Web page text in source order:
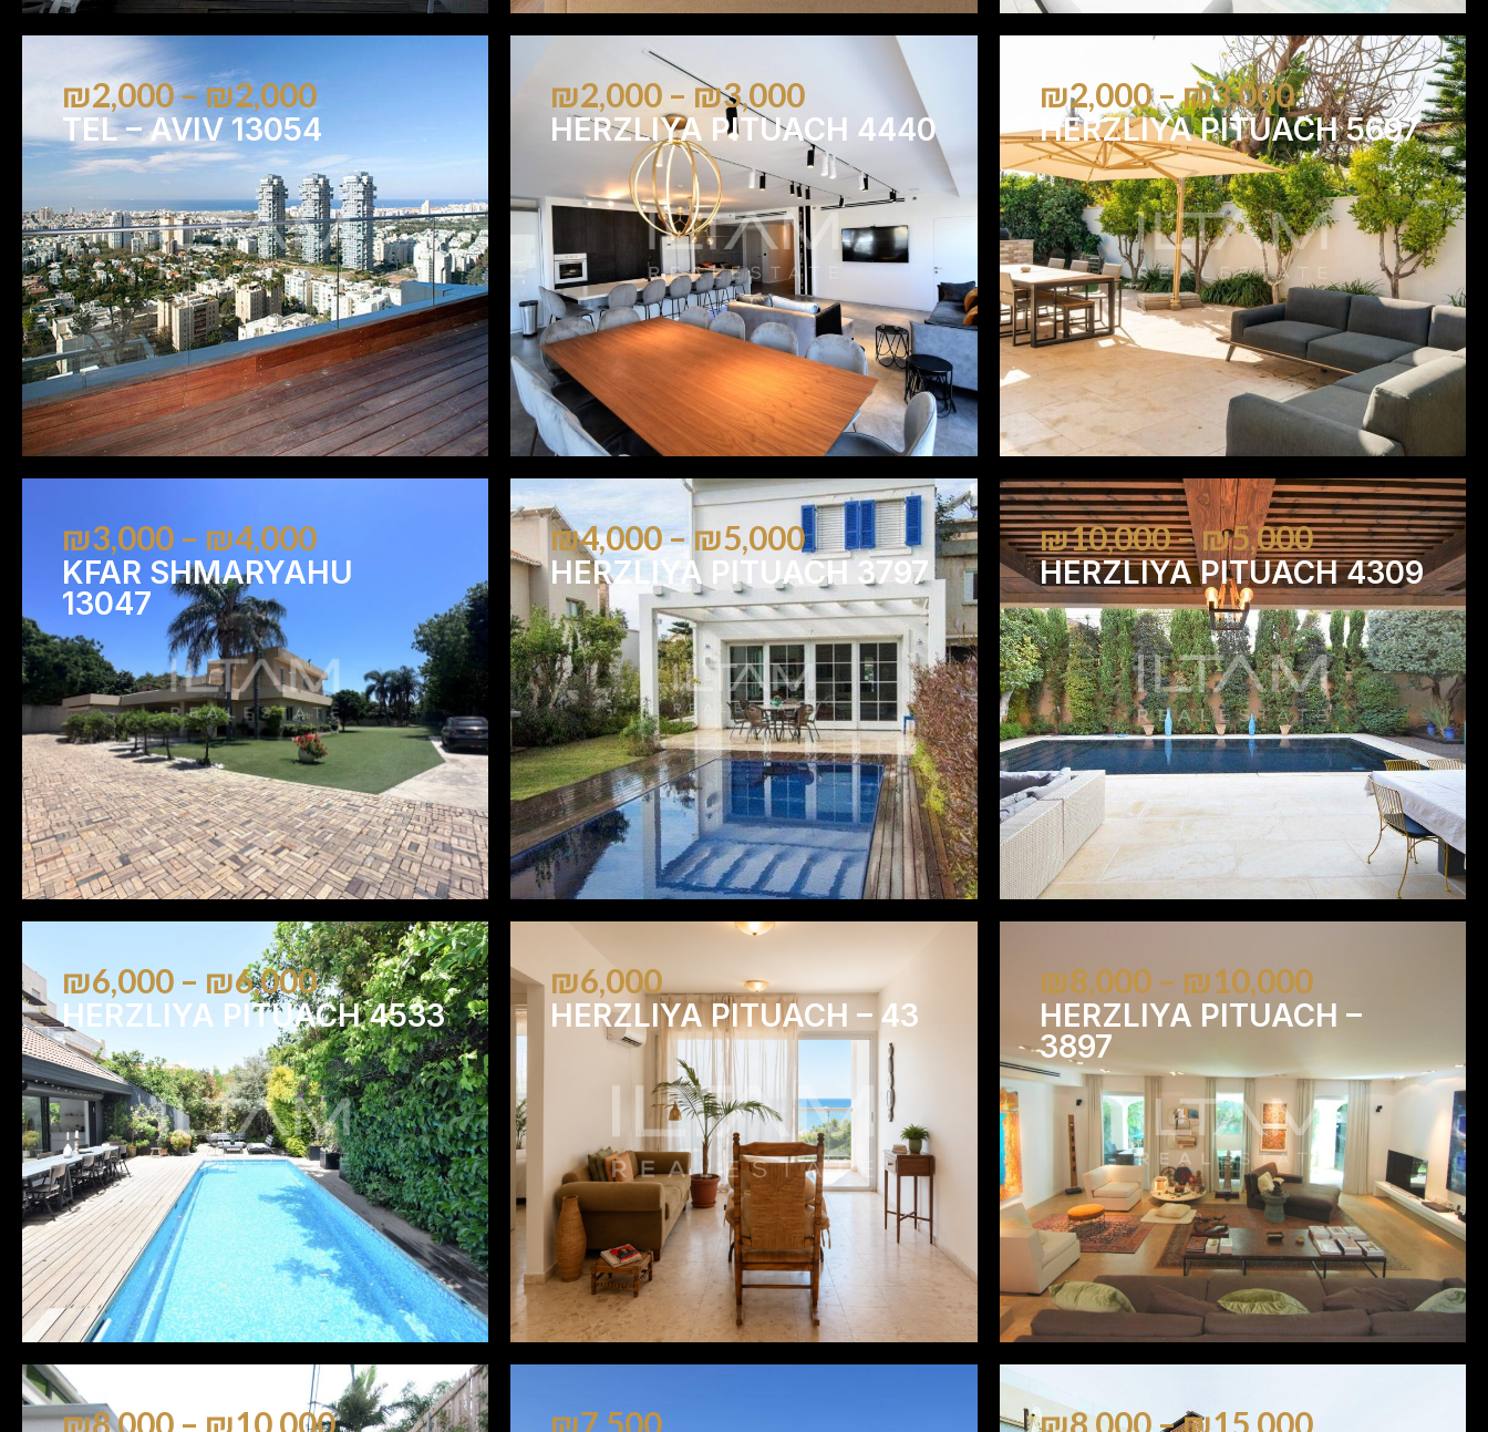
₪2,000 – ₪2,000
TEL – AVIV 13054
4 3
₪2,000 – ₪3,000
HERZLIYA PITUACH 4440
3
₪2,000 – ₪3,000
HERZLIYA PITUACH 5697
4 4
₪3,000 – ₪4,000
KFAR SHMARYAHU
13047
6
₪4,000 – ₪5,000
HERZLIYA PITUACH 3797
5 4
₪10,000 – ₪5,000
HERZLIYA PITUACH 4309
6 4
₪6,000 – ₪6,000
HERZLIYA PITUACH 4533
4
₪6,000
HERZLIYA PITUACH – 43
1
₪8,000 – ₪10,000
HERZLIYA PITUACH –
3897
6 6
₪8,000 – ₪10,000 ₪7,500 ₪8,000 – ₪15,000